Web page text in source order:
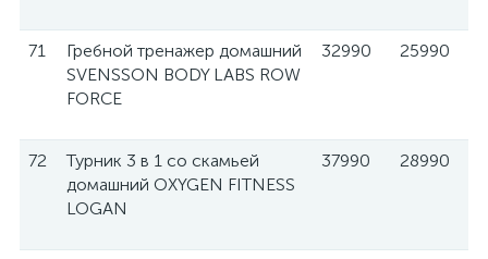
71
Гребной тренажер домашний
SVENSSON BODY LABS ROW
FORCE
32990 25990
72
Турник 3 в 1 со скамьей
домашний OXYGEN FITNESS
LOGAN
37990 28990